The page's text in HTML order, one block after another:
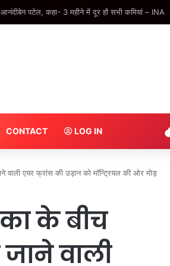
अतीक के बेटे आबान की पढ़ाई से जुड़ी कहानी – INA
CONTACT LOG IN
एयर फ्रांस की उड़ान को मॉन्ट्रियल की ओर मोड़
के बीच
वाली